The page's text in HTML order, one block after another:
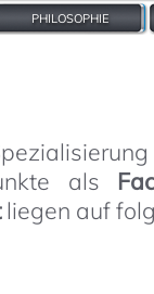
PHILOSOPHIE
als
liegen auf